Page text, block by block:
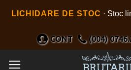
LICHIDARE DE STOC · Stoc
CONT (004)